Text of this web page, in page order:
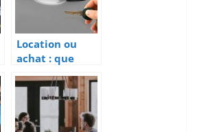
Location ou
achat : que
choisir pour sa
flotte de
vehicules ?